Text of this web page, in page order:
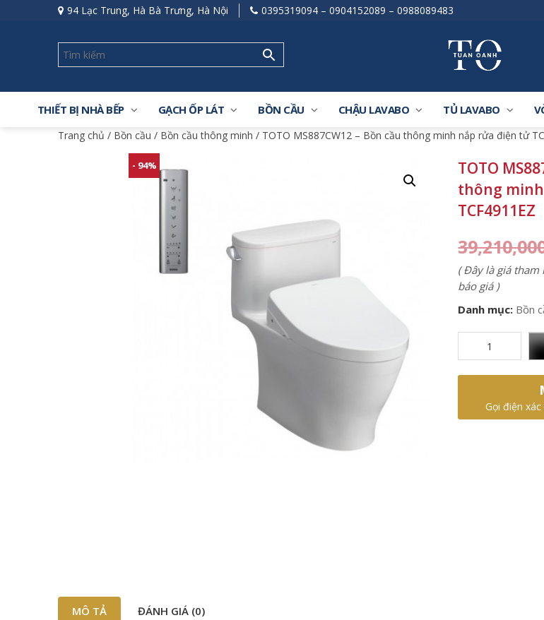
94 Lạc Trung, Hà Bà Trưng, Hà Nội 0395319094 – 0904152089 – 0988089483
THIẾT BỊ NHÀ BẾP GẠCH ỐP LÁT BỒN CẦU CHẬU LAVABO TỦ LAVABO
Trang chủ / Bồn cầu / Bồn cầu thông minh / TOTO MS887CW12 – Bồn cầu thông minh nắp rửa điện tử
- 94%
TOTO
thông
TCF4911EZ
( Đây là giá tham
báo giá )
Danh mục: Bồn
Gọi điện
MÔ TẢ ĐÁNH GIÁ (0)